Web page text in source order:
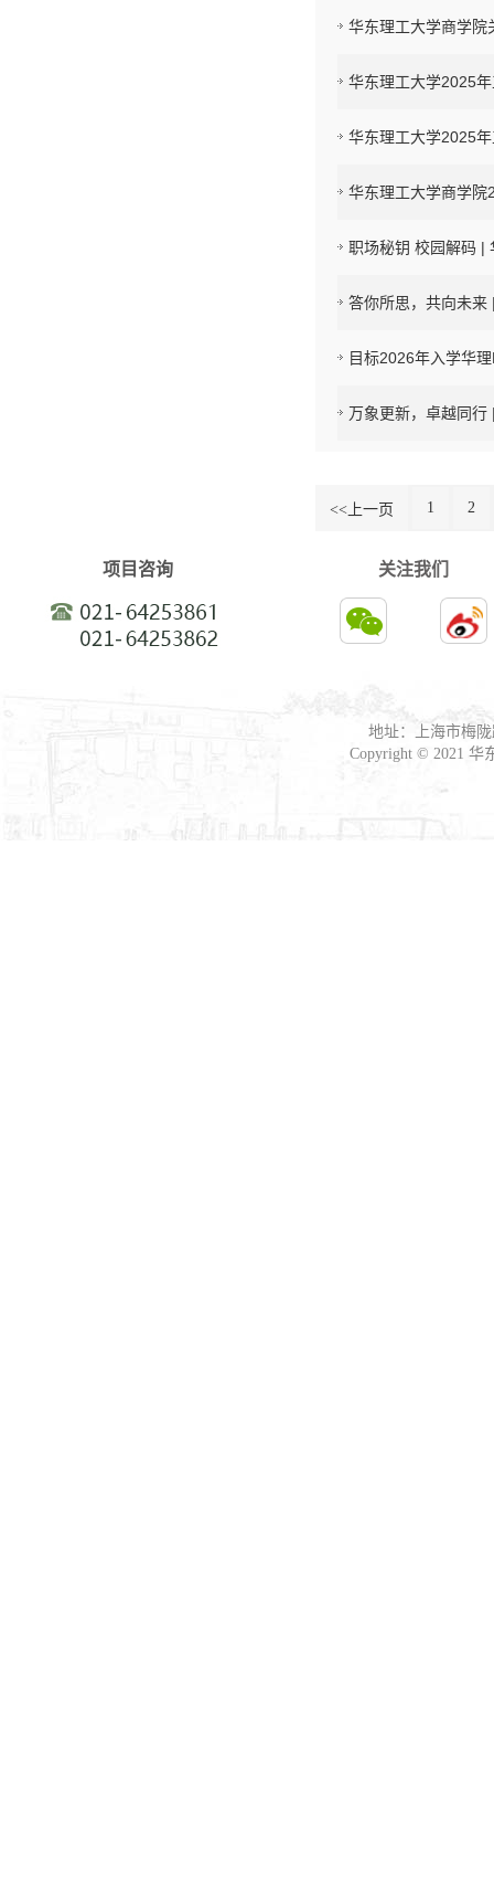
华东理工大学商学院
华东理工大学2025
华东理工大学2025
华东理工大学商学院
职场秘钥 校园解码 |
答你所思，共向未来
目标2026年入学华
万象更新，卓越同行
<<上一页 1 2
项目咨询 关注我们
地址：上海市梅
Copyright © 2021 华